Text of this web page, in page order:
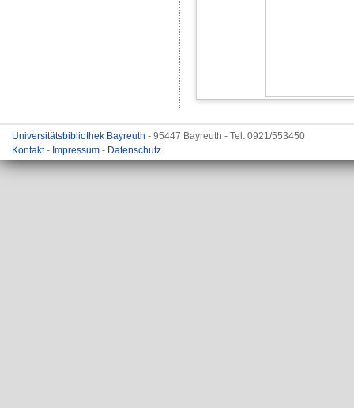
Universitätsbibliothek Bayreuth - 95447 Bayreuth - Tel. 0921/553450
Kontakt- Impressum - Datenschutz